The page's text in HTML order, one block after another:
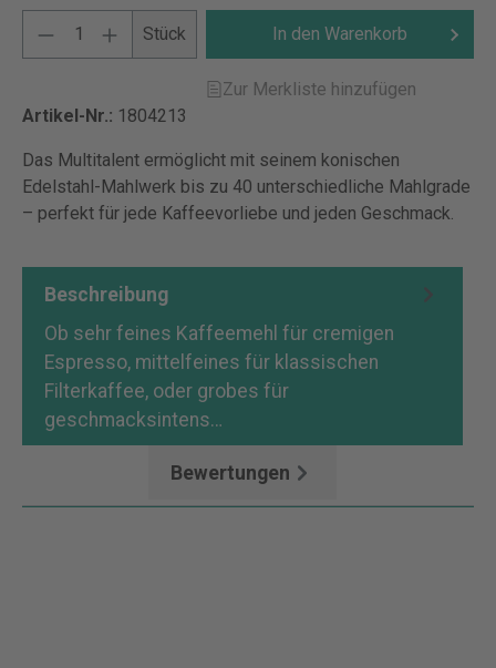
Stück In den Warenkorb
Zur Merkliste hinzufügen
Artikel-Nr.: 1804213
Das Multitalent ermöglicht mit seinem konischen
Edelstahl-Mahlwerk bis zu 40 unterschiedliche Mahlgrade
– perfekt für jede Kaffeevorliebe und jeden Geschmack.
Beschreibung
Ob sehr feines Kaffeemehl für cremigen
Espresso, mittelfeines für klassischen
Filterkaffee, oder grobes für
geschmacksintens…
Bewertungen